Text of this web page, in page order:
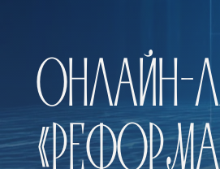
ОНЛАЙН-
«РЕФОРМА»